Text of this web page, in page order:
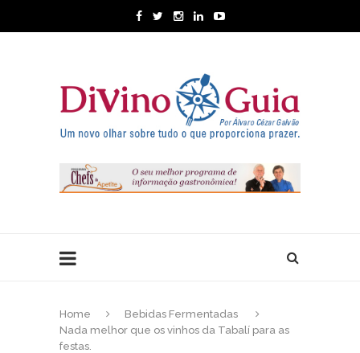
Home
Bebidas Fermentadas
Nada melhor que os vinhos da Tabalí para as
festas.